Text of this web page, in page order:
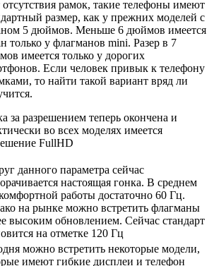
отсутствия рамок, такие телефоны имеют
размер, как у прежних моделей с
5 дюймов. Меньше 6 дюймов имеется
только у флагманов mini. Разер в 7
имеется только у дорогих
Если человек привык к телефону
то найти такой вариант вряд ли
за разрешением теперь окончена и
во всех моделях имеется
FullHD
данного параметра сейчас
настоящая гонка. В среднем
работы достаточно 60 Гц.
на рынке можно встретить флагманы
высоким обновлением. Сейчас стандарт
на отметке 120 Гц
можно встретить некоторые модели,
имеют гибкие дисплеи и телефон